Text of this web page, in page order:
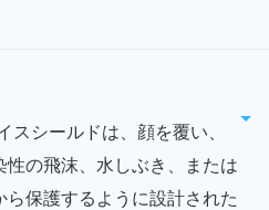
スシールドは、顔を覆い、
性の飛沫、水しぶき、または
保護するように設計された